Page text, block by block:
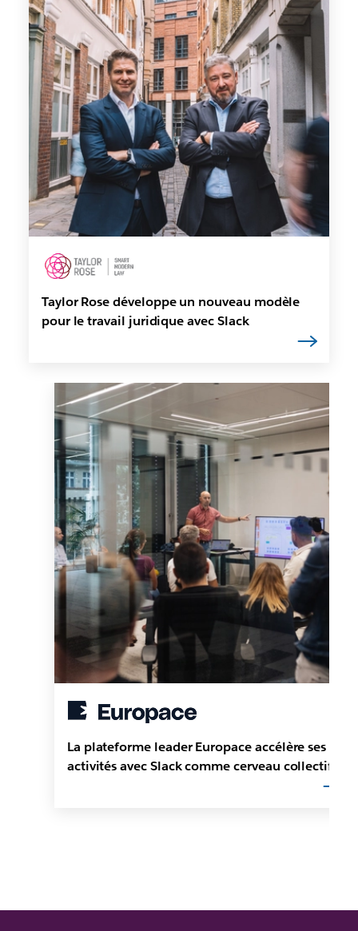
Taylor Rose développe un nouveau modèle
pour le travail juridique avec Slack
La plateforme leader Europace accélère ses
activités avec Slack comme cerveau collectif